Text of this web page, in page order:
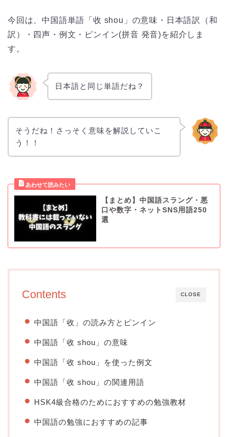
今回は、中国語単語「收 shou」の意味・日本語訳（和
訳）・四声・例文・ピンイン(拼音 発音)を紹介しま
す。
日本語と同じ単語だね？
そうだね！さっそく意味を解説していこ
う！！
【まとめ】中国語スラング・悪
口や数字・ネットSNS用語250
選
CLOSE
Contents
中国語「收」の読み方とピンイン
中国語「收 shou」の意味
中国語「收 shou」を使った例文
中国語「收 shou」の関連用語
HSK4級合格のためにおすすめの勉強教材
中国語の勉強におすすめの記事